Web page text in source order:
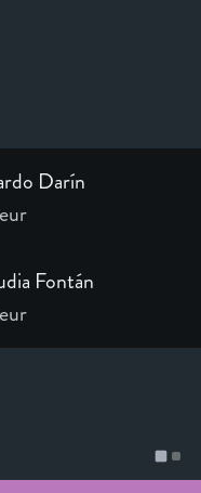
Darín
Fontán